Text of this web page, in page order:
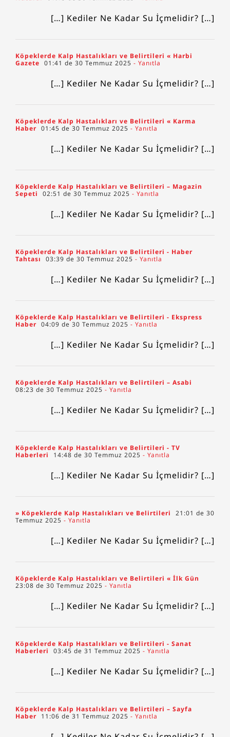
[…] Kediler Ne Kadar Su İçmelidir? […]
Köpeklerde Kalp Hastalıkları ve Belirtileri « Harbi
Gazete 01:41 de 30 Temmuz 2025 - Yanıtla
[…] Kediler Ne Kadar Su İçmelidir? […]
Köpeklerde Kalp Hastalıkları ve Belirtileri « Karma
Haber 01:45 de 30 Temmuz 2025 - Yanıtla
[…] Kediler Ne Kadar Su İçmelidir? […]
Köpeklerde Kalp Hastalıkları ve Belirtileri – Magazin
Sepeti
02:51 de 30 Temmuz 2025 - Yanıtla
[…] Kediler Ne Kadar Su İçmelidir? […]
Köpeklerde Kalp Hastalıkları ve Belirtileri - Haber
Tahtası
03:39 de 30 Temmuz 2025 - Yanıtla
[…] Kediler Ne Kadar Su İçmelidir? […]
Köpeklerde Kalp Hastalıkları ve Belirtileri - Ekspress
Haber 04:09 de 30 Temmuz 2025 - Yanıtla
[…] Kediler Ne Kadar Su İçmelidir? […]
Köpeklerde Kalp Hastalıkları ve Belirtileri – Asabi
08:23 de 30 Temmuz 2025 - Yanıtla
[…] Kediler Ne Kadar Su İçmelidir? […]
Köpeklerde Kalp Hastalıkları ve Belirtileri - TV
Haberleri
14:48 de 30 Temmuz 2025 - Yanıtla
[…] Kediler Ne Kadar Su İçmelidir? […]
» Köpeklerde Kalp Hastalıkları ve Belirtileri
21:01 de 30
Temmuz 2025 - Yanıtla
[…] Kediler Ne Kadar Su İçmelidir? […]
Köpeklerde Kalp Hastalıkları ve Belirtileri « İlk Gün
23:08 de 30 Temmuz 2025 - Yanıtla
[…] Kediler Ne Kadar Su İçmelidir? […]
Köpeklerde Kalp Hastalıkları ve Belirtileri - Sanat
Haberleri
03:45 de 31 Temmuz 2025 - Yanıtla
[…] Kediler Ne Kadar Su İçmelidir? […]
Köpeklerde Kalp Hastalıkları ve Belirtileri – Sayfa
Haber 11:06 de 31 Temmuz 2025 - Yanıtla